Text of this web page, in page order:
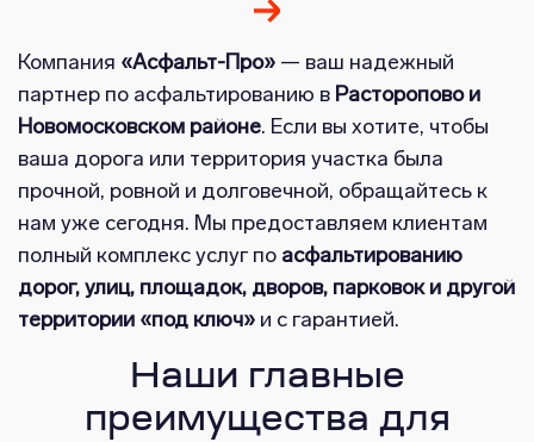
Компания «Асфальт-Про» — ваш надежный
партнер по асфальтированию в Расторопово и
Новомосковском районе. Если вы хотите, чтобы
ваша дорога или территория участка была
прочной, ровной и долговечной, обращайтесь к
нам уже сегодня. Мы предоставляем клиентам
полный комплекс услуг по асфальтированию
дорог, улиц, площадок, дворов, парковок и другой
территории «под ключ» и с гарантией.
Наши главные
преимущества для